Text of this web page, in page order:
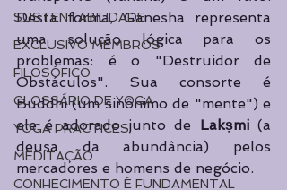
SUSTENTABILIDADE
EXCLUSIVO MEMBROS
FILOSÓFICO
GLOSSÁRIO DE YOGA
YOGA PRACTICES
MEDITAÇÃO
CONHECIMENTO É FUNDAMENTAL
Desta forma, Ganesha representa
uma solução lógica para os
problemas: é o "Destruidor de
Obstáculos". Sua consorte é
Buddhi (um sinônimo de "mente") e
ele é adorado junto de Lakṣmi (a
deusa da abundância) pelos
mercadores e homens de negócio.